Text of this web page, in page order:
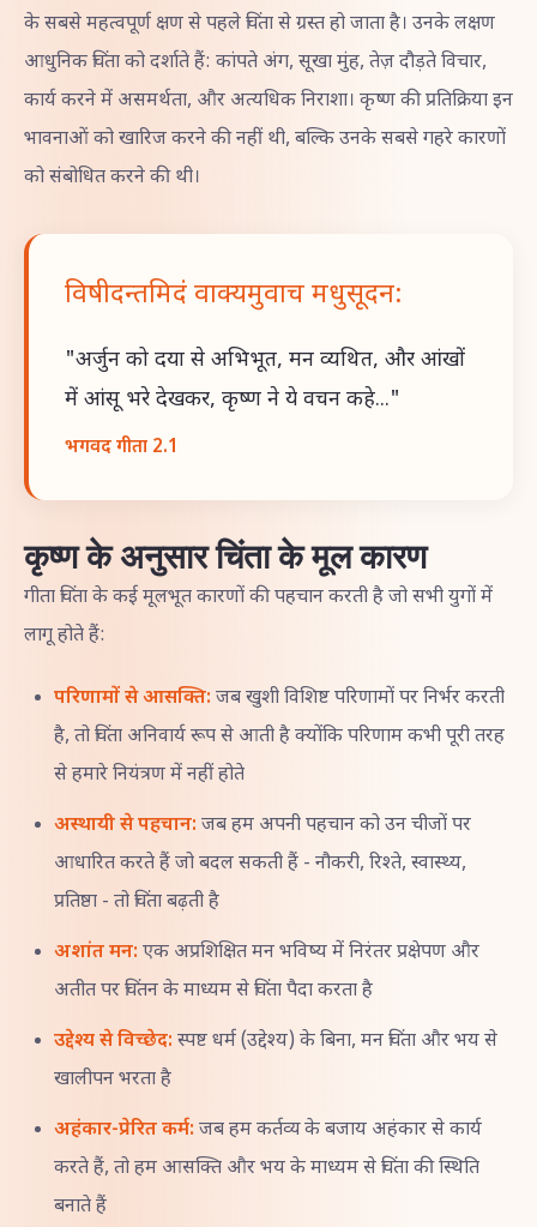
के सबसे महत्वपूर्ण क्षण से पहले चिंता से ग्रस्त हो जाता है। उनके लक्षण
आधुनिक चिंता को दर्शाते हैं: कांपते अंग, सूखा मुंह, तेज़ दौड़ते विचार,
कार्य करने में असमर्थता, और अत्यधिक निराशा। कृष्ण की प्रतिक्रिया इन
भावनाओं को खारिज करने की नहीं थी, बल्कि उनके सबसे गहरे कारणों
को संबोधित करने की थी।
विषीदन्तमिदं वाक्यमुवाच मधुसूदन:
"अर्जुन को दया से अभिभूत, मन व्यथित, और आंखों
में आंसू भरे देखकर, कृष्ण ने ये वचन कहे..."
भगवद गीता 2.1
कृष्ण के अनुसार चिंता के मूल कारण
गीता चिंता के कई मूलभूत कारणों की पहचान करती है जो सभी युगों में
लागू होते हैं:
परिणामों से आसक्ति: जब खुशी विशिष्ट परिणामों पर निर्भर करती
है, तो चिंता अनिवार्य रूप से आती है क्योंकि परिणाम कभी पूरी तरह
से हमारे नियंत्रण में नहीं होते
अस्थायी से पहचान: जब हम अपनी पहचान को उन चीजों पर
आधारित करते हैं जो बदल सकती हैं - नौकरी, रिश्ते, स्वास्थ्य,
प्रतिष्ठा - तो चिंता बढ़ती है
अशांत मन: एक अप्रशिक्षित मन भविष्य में निरंतर प्रक्षेपण और
अतीत पर चिंतन के माध्यम से चिंता पैदा करता है
उद्देश्य से विच्छेद: स्पष्ट धर्म (उद्देश्य) के बिना, मन चिंता और भय से
खालीपन भरता है
अहंकार-प्रेरित कर्म: जब हम कर्तव्य के बजाय अहंकार से कार्य
करते हैं, तो हम आसक्ति और भय के माध्यम से चिंता की स्थिति
बनाते हैं